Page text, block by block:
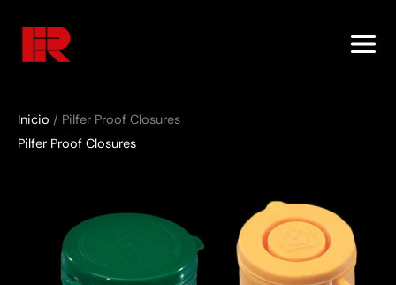
contenido
Inicio / Pilfer Proof Closures
Pilfer Proof Closures